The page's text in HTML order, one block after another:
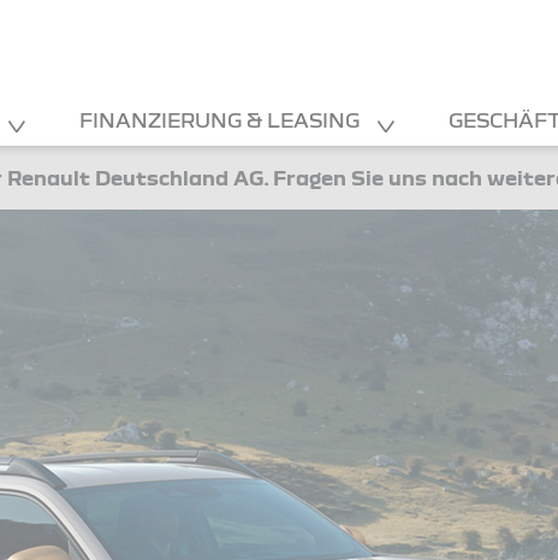
FINANZIERUNG & LEASING
Deutschland AG. Fragen Sie uns nach